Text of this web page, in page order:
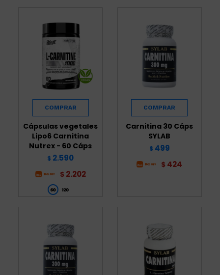
Cápsulas vegetales
Lipo6 Carnitina
Nutrex - 60 Cáps
$ 2.590
$ 2.202
Carnitina 30 Cáps
SYLAB
$ 499
$ 424